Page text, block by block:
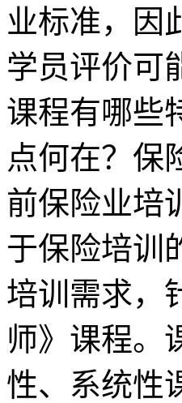
业标准，因
学员评价可
课程有哪些
点何在？保
前保险业培
于保险培训
培训需求，
师》课程。
性、系统性